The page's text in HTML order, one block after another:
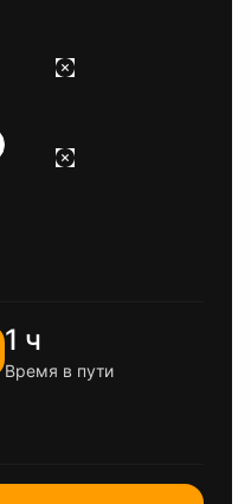
1 ч
Время в пути